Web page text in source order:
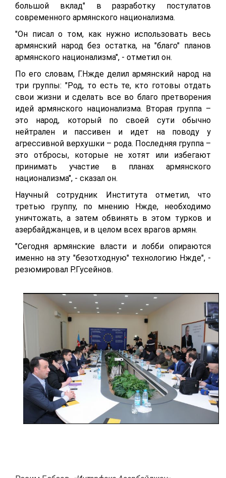
большой вклад" в разработку постулатов
современного армянского национализма.
"Он писал о том, как нужно использовать весь
армянский народ без остатка, на "благо" планов
армянского национализма", - отметил он.
По его словам, Г.Нжде делил армянский народ на
три группы: "Род, то есть те, кто готовы отдать
свои жизни и сделать все во благо претворения
идей армянского национализма. Вторая группа –
это народ, который по своей сути обычно
нейтрален и пассивен и идет на поводу у
агрессивной верхушки – рода. Последняя группа –
это отбросы, которые не хотят или избегают
принимать участие в планах армянского
национализма", - сказал он.
Научный сотрудник Института отметил, что
третью группу, по мнению Нжде, необходимо
уничтожать, а затем обвинять в этом турков и
азербайджанцев, и в целом всех врагов армян.
"Сегодня армянские власти и лобби опираются
именно на эту "безотходную" технологию Нжде", -
резюмировал Р.Гусейнов.